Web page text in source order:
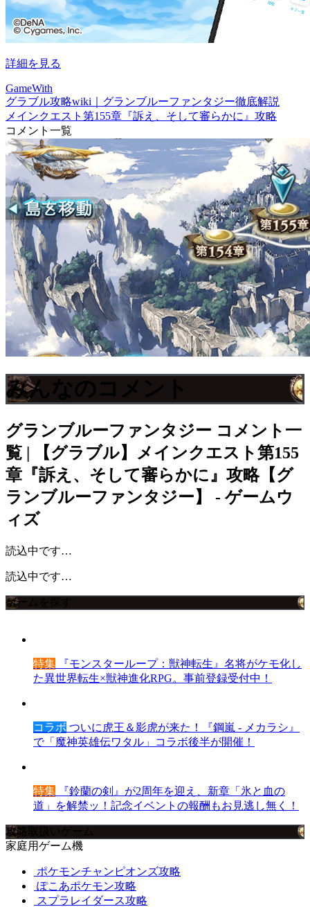
詳細を見る
GameWith
グラブル攻略wiki｜グランブルーファンタジー徹底解説
メインクエスト第155章『訴え、そして審らかに』攻略
コメント一覧
みんなのコメント
グランブルーファンタジー コメント一
覧 | 【グラブル】メインクエスト第155
章『訴え、そして審らかに』攻略【グ
ランブルーファンタジー】 - ゲームウ
ィズ
読込中です…
読込中です…
ゲームを探す
特集 『モンスターループ：獣神転生』名将がケモ化し
た異世界転生×獣神進化RPG。事前登録受付中！
コラボ ついに虎王＆影虎が来た！『鋼嵐 - メカラシ』
で「魔神英雄伝ワタル」コラボ後半が開催！
特集 『鈴蘭の剣』が2周年を迎え、新章「氷と血の
道」を解禁ッ！記念イベントの報酬もお見逃し無く！
攻略取扱いゲーム
家庭用ゲーム機
ポケモンチャンピオンズ攻略
ぽこあポケモン攻略
スプラレイダース攻略